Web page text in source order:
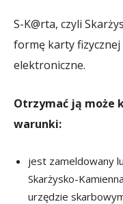
S-K@rta, czyli
formę karty
elektroniczne.
Otrzymać ją może
warunki:
jest zameldowany
Skarżysko-
urzędzie